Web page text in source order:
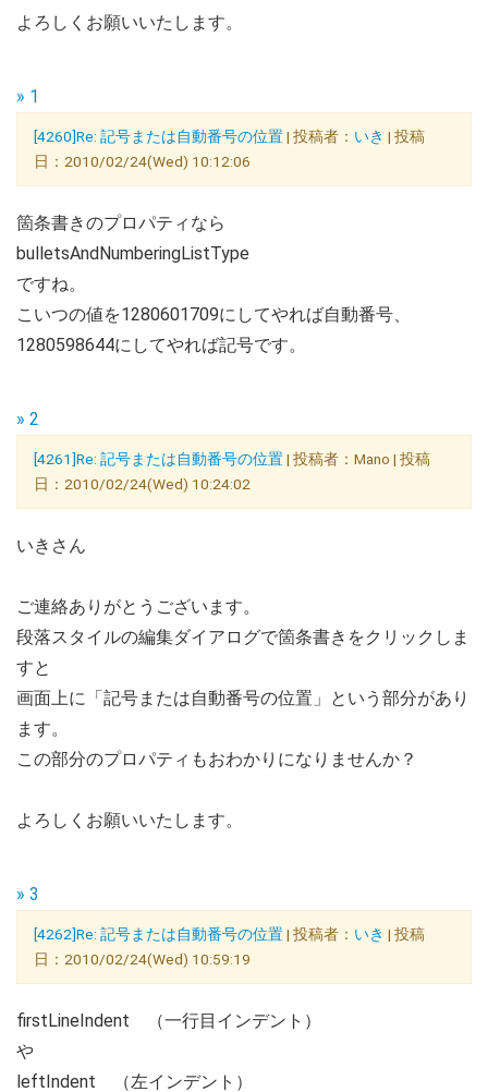
よろしくお願いいたします。
» 1
[4260]Re: 記号または自動番号の位置| 投稿者： いき | 投稿
日：2010/02/24(Wed) 10:12:06
箇条書きのプロパティなら
bulletsAndNumberingListType
ですね。
こいつの値を1280601709にしてやれば自動番号、
1280598644にしてやれば記号です。
» 2
[4261]Re: 記号または自動番号の位置| 投稿者：Mano | 投稿
日：2010/02/24(Wed) 10:24:02
いきさん
ご連絡ありがとうございます。
段落スタイルの編集ダイアログで箇条書きをクリックしま
すと
画面上に「記号または自動番号の位置」という部分があり
ます。
この部分のプロパティもおわかりになりませんか？
よろしくお願いいたします。
» 3
[4262]Re: 記号または自動番号の位置| 投稿者： いき | 投稿
日：2010/02/24(Wed) 10:59:19
firstLineIndent （一行目インデント）
や
leftIndent （左インデント）